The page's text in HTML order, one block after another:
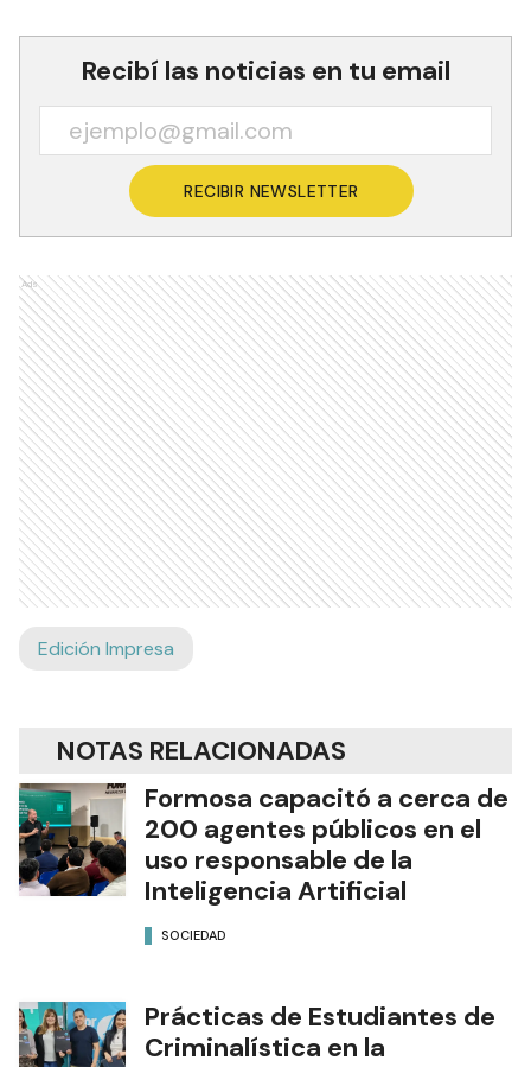
Recibí las noticias en tu email
RECIBIR NEWSLETTER
Ads
Edición Impresa
NOTAS RELACIONADAS
Formosa capacitó a cerca de
200 agentes públicos en el
uso responsable de la
Inteligencia Artificial
SOCIEDAD
Prácticas de Estudiantes de
Criminalística en la